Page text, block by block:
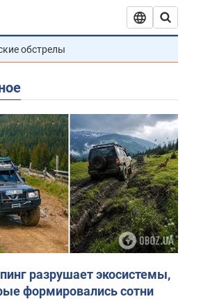
обстрелы
разрушает экосистемы,
формировались сотни